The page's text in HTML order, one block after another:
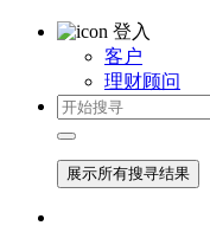
登入
客户
理财顾问
展示所有搜寻结果